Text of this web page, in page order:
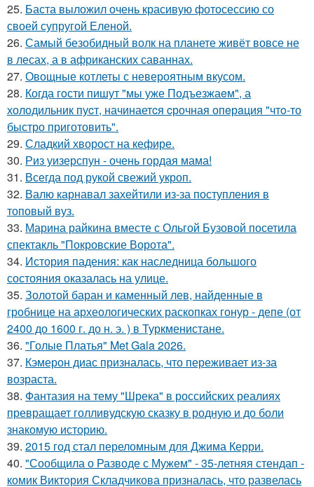
25. Баста выложил очень красивую фотосессию со
своей супругой Еленой.
26. Самый безобидный волк на планете живёт вовсе не
в лесах, а в африканских саваннах.
27. Овощные котлеты с невероятным вкусом.
28. Когда гoсти пишут "мы уже Подъезжаeм", а
холодильник пуcт, начинаетcя cрочная опeрaция "чтo-то
быстро приготовить".
29. Сладкий хворост на кефире.
30. Риз уизерспун - очень гордая мама!
31. Всегда под рукой свежий укроп.
32. Валю карнавал захейтили из-за поступления в
топовый вуз.
33. Марина райкина вместе с Ольгой Бузовой посетила
спектакль "Покровские Ворота".
34. История падения: как наследница большого
состояния оказалась на улице.
35. Золотой баран и каменный лев, найденные в
гробнице на археологических раскопках гонур - депе (от
2400 до 1600 г. до н. э. ) в Туркменистане.
36. "Голые Платья" Met Gala 2026.
37. Кэмерон диас призналась, что переживает из-за
возраста.
38. Фантазия на тему "Шрека" в российских реалиях
превращает голливудскую сказку в родную и до боли
знакомую историю.
39. 2015 год стал переломным для Джима Керри.
40. "Сообщила о Разводе с Мужем" - 35-летняя стендап -
комик Виктория Складчикова призналась, что развелась